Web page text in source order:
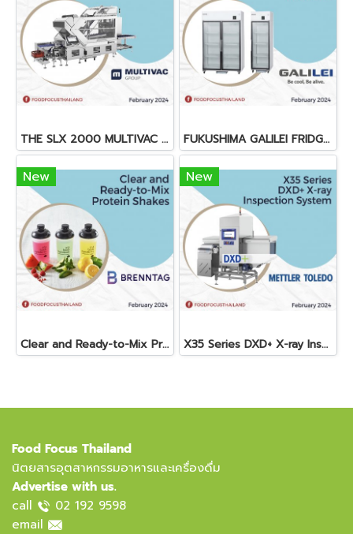
THE SLX 2000 MULTIVAC SLICER FUKUSHIMA GALILEI FRIDGE GLASS DOOR FREEZER
New
Clear and Ready-to-Mix Protein Shakes
New
X35 Series DXD+ X-ray Inspection System
Food Focus Thailand
นิตยสารอุตสาหกรรมอาหารและเครื่องดื่ม
Advertise with us.
call
02 192 9598
email